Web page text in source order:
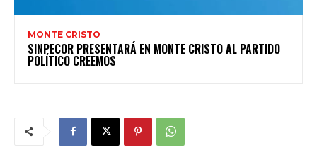
MONTE CRISTO
SINPECOR PRESENTARÁ EN MONTE CRISTO AL PARTIDO
POLÍTICO CREEMOS